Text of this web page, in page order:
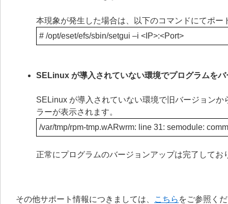
本現象が発生した場合は、以下のコマンドにてポー
# /opt/eset/efs/sbin/setgui –i <IP>:<Port>
SELinux が導入されていない環境でプログラムを
SELinux が導入されていない環境で旧バージョン
ラーが表示されます。
/var/tmp/rpm-tmp.wARwrm: line 31: semodule:
正常にプログラムのバージョンアップは完了して
その他サポート情報につきましては、 こちら をご参照く